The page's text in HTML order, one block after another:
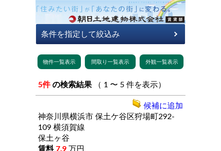
5件 の検索結果 （ 1 〜 5 件を表示）
神奈川県横浜市 保土ケ谷区狩場町292-
109 横須賀線
保土ヶ谷
7.9 万円
候補に追加